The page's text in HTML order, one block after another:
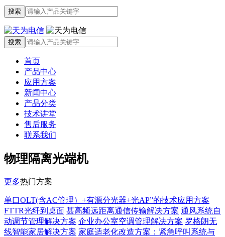
首页
产品中心
应用方案
新闻中心
产品分类
技术讲堂
售后服务
联系我们
物理隔离光端机
更多热门方案
单口OLT(含AC管理）+有源分光器+光AP”的技术应用方案
FTTR光纤到桌面 甚高频远距离通信传输解决方案 通风系统自
动调节管理解决方案 企业办公室空调管理解决方案 罗格朗无
线智能家居解决方案 家庭适老化改造方案：紧急呼叫系统与